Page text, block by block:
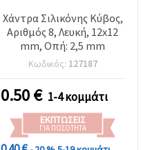
Χάντρα Σιλικόνης Κύβος,
Αριθμός 8, Λευκή, 12x12
mm, Οπή: 2,5 mm
Κωδικός: 127187
0.50€ 1-4 κομμάτι
ΕΚΠΤΏΣΕΙΣ
ΓΙΑ ΠΟΣΌΤΗΤΑ